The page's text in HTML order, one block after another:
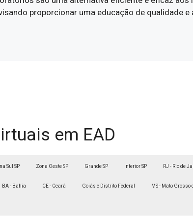
proporcionar uma educação de qualidade
em EAD
Sul SP Zona Oeste SP Grande SP Interior SP RJ - Rio de
BA - Bahia CE - Ceará Goiás e Distrito Federal MS - Mato Grosso